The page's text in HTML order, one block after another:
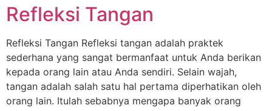
Refleksi Tangan
Refleksi Tangan Refleksi tangan adalah praktek
sederhana yang sangat bermanfaat untuk Anda berikan
kepada orang lain atau Anda sendiri. Selain wajah,
tangan adalah salah satu hal pertama diperhatikan oleh
orang lain. Itulah sebabnya mengapa banyak orang